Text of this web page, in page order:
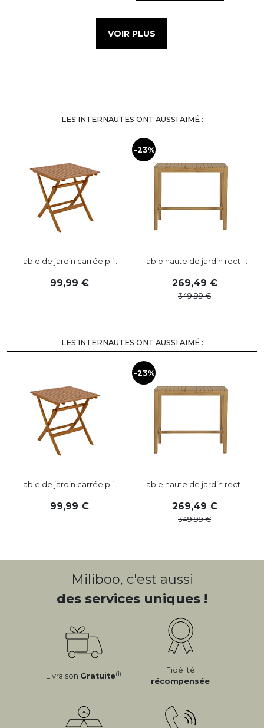
VOIR PLUS
LES INTERNAUTES ONT AUSSI AIMÉ :
Table de jardin carrée pli ...
99,99
-23%
Table haute de jardin rect ...
269,49
349,99
LES INTERNAUTES ONT AUSSI AIMÉ :
Table de jardin carrée pli ...
99,99
-23%
Table haute de jardin rect ...
269,49
349,99
Miliboo, c'est aussi
des services uniques !
Livraison Gratuite(1)
Fidélité
récompensée